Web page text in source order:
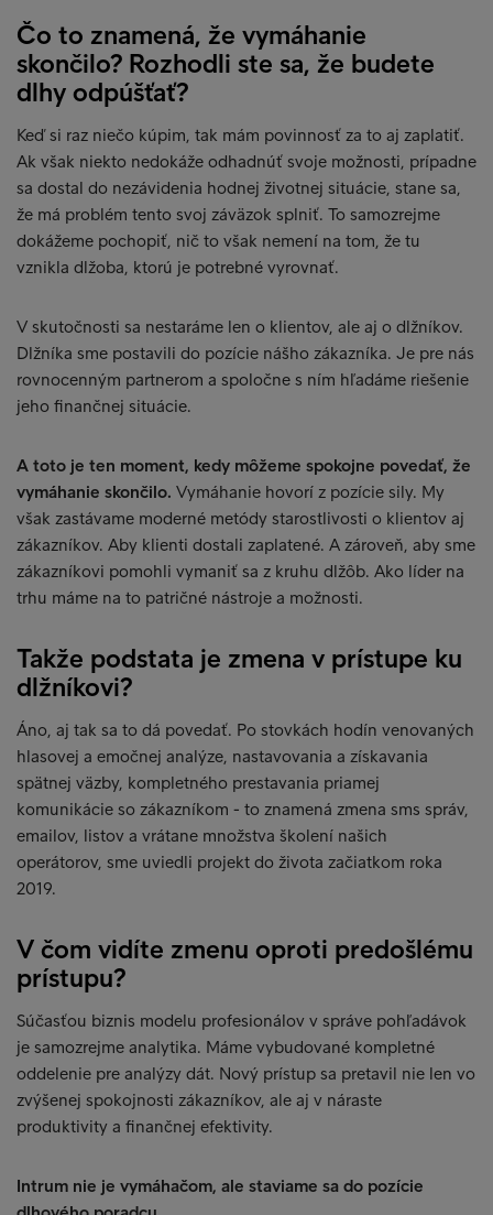
Čo to znamená, že vymáhanie
skončilo? Rozhodli ste sa, že budete
dlhy odpúšťať?
Keď si raz niečo kúpim, tak mám povinnosť za to aj zaplatiť.
Ak však niekto nedokáže odhadnúť svoje možnosti, prípadne
sa dostal do nezávidenia hodnej životnej situácie, stane sa,
že má problém tento svoj záväzok splniť. To samozrejme
dokážeme pochopiť, nič to však nemení na tom, že tu
vznikla dlžoba, ktorú je potrebné vyrovnať.
V skutočnosti sa nestaráme len o klientov, ale aj o dlžníkov.
Dlžníka sme postavili do pozície nášho zákazníka. Je pre nás
rovnocenným partnerom a spoločne s ním hľadáme riešenie
jeho finančnej situácie.
A toto je ten moment, kedy môžeme spokojne povedať, že
vymáhanie skončilo. Vymáhanie hovorí z pozície sily. My
však zastávame moderné metódy starostlivosti o klientov aj
zákazníkov. Aby klienti dostali zaplatené. A zároveň, aby sme
zákazníkovi pomohli vymaniť sa z kruhu dlžôb. Ako líder na
trhu máme na to patričné nástroje a možnosti.
Takže podstata je zmena v prístupe ku
dlžníkovi?
Áno, aj tak sa to dá povedať. Po stovkách hodín venovaných
hlasovej a emočnej analýze, nastavovania a získavania
spätnej väzby, kompletného prestavania priamej
komunikácie so zákazníkom - to znamená zmena sms správ,
emailov, listov a vrátane množstva školení našich
operátorov, sme uviedli projekt do života začiatkom roka
2019.
V čom vidíte zmenu oproti predošlému
prístupu?
Súčasťou biznis modelu profesionálov v správe pohľadávok
je samozrejme analytika. Máme vybudované kompletné
oddelenie pre analýzy dát. Nový prístup sa pretavil nie len vo
zvýšenej spokojnosti zákazníkov, ale aj v náraste
produktivity a finančnej efektivity.
Intrum nie je vymáhačom, ale staviame sa do pozície